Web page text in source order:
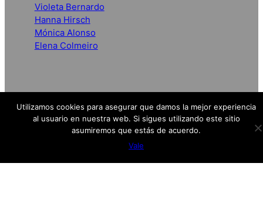
Violeta Bernardo
Hanna Hirsch
Mónica Alonso
Elena Colmeiro
Redes
Twitter
Utilizamos cookies para asegurar que damos la mejor experiencia
al usuario en nuestra web. Si sigues utilizando este sitio
asumiremos que estás de acuerdo.
Vale